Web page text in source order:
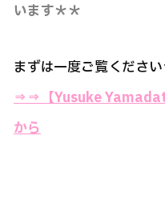
います＊＊
まずは一度ご覧ください
⇒⇒【Yusuke
から